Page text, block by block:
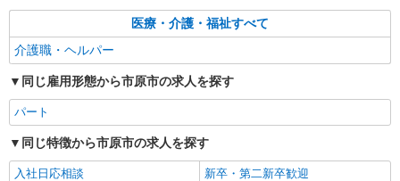
医療・介護・福祉すべて
介護職・ヘルパー
同じ雇用形態から市原市の求人を探す
パート
同じ特徴から市原市の求人を探す
入社日応相談
新卒・第二新卒歓迎